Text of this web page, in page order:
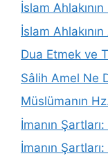
İslam
İslam
Dua Etmek ve
Sâlih Amel Ne
Müslümanın
İmanın
İmanın